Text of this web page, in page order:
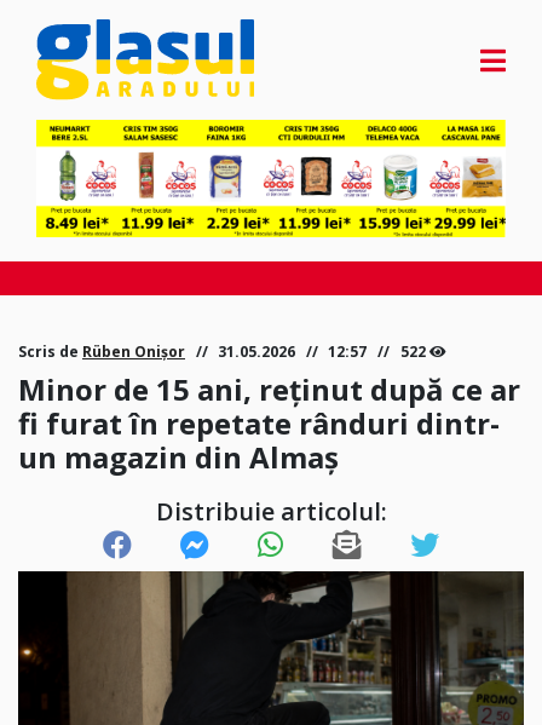
Scris de Rüben Onișor 31.05.2026 12:57 522
Minor de 15 ani, reținut după ce ar
fi furat în repetate rânduri dintr-
un magazin din Almaș
Distribuie articolul: